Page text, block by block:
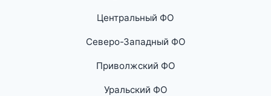
Центральный ФО
Северо-Западный ФО
Приволжский ФО
Уральский ФО